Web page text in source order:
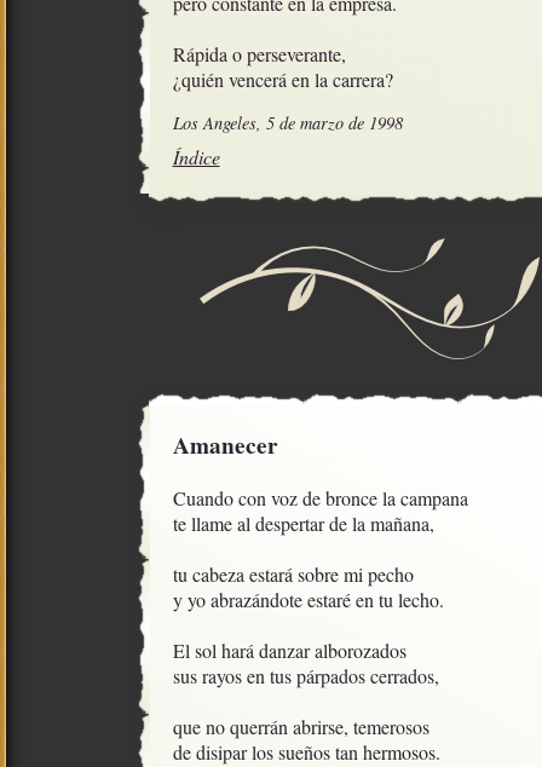
Rápida o perseverante,
¿quién vencerá en la carrera?
Los Angeles, 5 de marzo de 1998
Índice
Amanecer
Cuando con voz de bronce la campana
te llame al despertar de la mañana,
tu cabeza estará sobre mi pecho
y yo abrazándote estaré en tu lecho.
El sol hará danzar alborozados
sus rayos en tus párpados cerrados,
que no querrán abrirse, temerosos
de disipar los sueños tan hermosos.